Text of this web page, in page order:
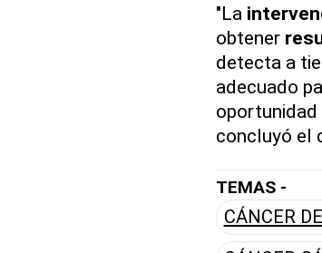
"La
obtener
detecta a
adecuado
oportunidad
concluyó el
TEMAS -
CÁNCER